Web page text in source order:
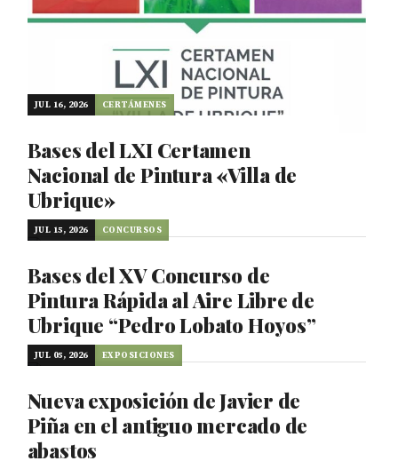
JUL 16, 2026 CERTÁMENES
Bases del LXI Certamen
Nacional de Pintura «Villa de
Ubrique»
JUL 15, 2026 CONCURSOS
Bases del XV Concurso de
Pintura Rápida al Aire Libre de
Ubrique “Pedro Lobato Hoyos”
JUL 05, 2026 EXPOSICIONES
Nueva exposición de Javier de
Piña en el antiguo mercado de
abastos